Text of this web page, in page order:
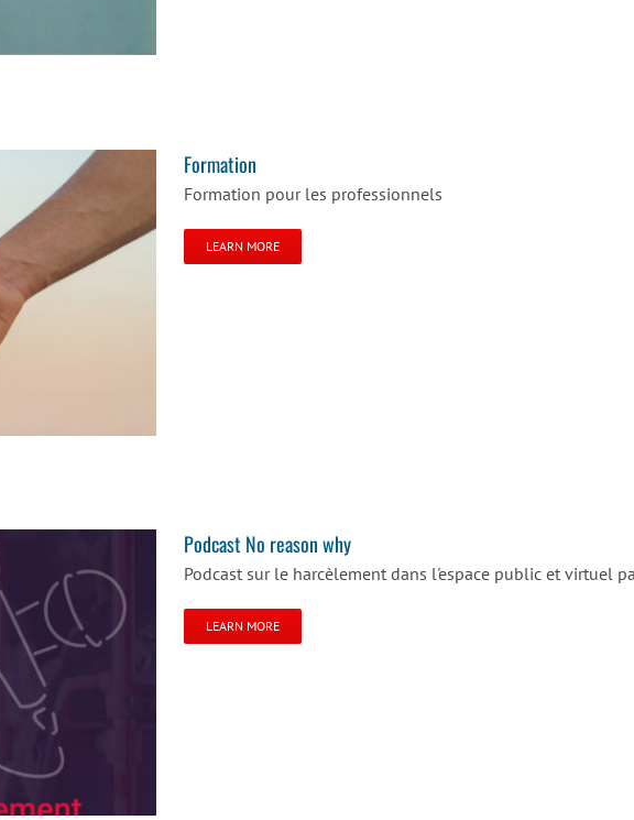
Formation
Formation pour les professionnels
LEARN MORE
Podcast No reason why
Podcast sur le harcèlement dans l'espace public et virtuel
LEARN MORE